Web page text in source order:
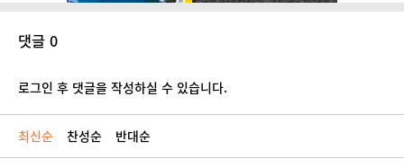
댓글 0
로그인 후 댓글을 작성하실 수 있습니다.
최신순 찬성순 반대순